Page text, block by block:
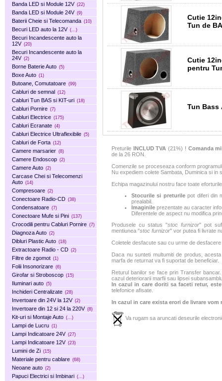
Banda LED si Module 12V (22)
Banda LED si Module 24V (9)
Baterii Cheie si Telecomanda (10)
Becuri LED auto la 12V (...)
Becuri Incandescente auto la
12V (20)
Becuri Incandescente auto la
24V (2)
Borne Baterie Auto (5)
Boxe Auto (1)
Butoane, Comutatoare (99)
Cabluri de semnal (12)
Cabluri Tun BAS si KIT-uri (18)
Cabluri Pornire (7)
Cabluri Electrice (175)
Cabluri Ecranate (4)
Cabluri Electrice Ultraflexibile (5)
Cabluri de Forta (12)
Camere marsarier (8)
Camere Endoscop (2)
Camere Auto (2)
Carcase Chei si Telecomenzi
Auto (14)
Compresoare (2)
Conectoare Radio-CD (38)
Condensatoare (7)
Conectoare Mufe si Pini (137)
Crocodili pentru Cabluri Pornire (7)
Diagnoza Auto (2)
Dibluri Plastic Auto (18)
Extractoare Radio - CD (2)
Filtre de zgomot (1)
Folii Insonorizare (6)
Girofar si Stroboscop (15)
Iluminari auto (5)
Inchideri Centralizate (28)
Invertoare din 24V la 12V (2)
Invertoare din 12 si 24 la 220V (8)
Kit-uri si Montaje Auto (...)
Lampi de Lucru (1)
Lampi Indicatoare 24V (27)
Lampi Indicatoare 12V (23)
Lumini de Zi (15)
Materiale pentru cablare (68)
Neoane auto (2)
Papuci Electrici si Imbinari (...)
Cutie
Tun de
Cutie
pentru
Tun Bass
Preturile INCLUD TVA (21%) ! Comanda
de la 26 RON.
Comenzile se proceseaza conform
Nu expediem colete Sambata, Duminica si in
Echipa magazinului nostru face toate
Stocurile si preturilepot diferi din
prealabil.
Imaginile prezentate au caracter
Diferentele de aspect nu modifica
Produsele cu status "stoc furnizor" pot
mentiunea "stoc furnizor" vor putea fi livrate
Coletele desfacute sau cu urme de
Daca nu sunteti multumiti de produs,
marfa de returnat va fi suportat de beneficiar.
Returul banilor se face prin Transfer
cazul deteriorarii marfii sau lipsei
In cazul in care doriti sa faceti retur,
telefonice afisate.
In cazul in care exista erori de livrare
Va rugam sa aruncati deseurile